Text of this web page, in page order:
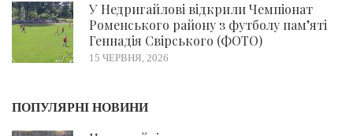
У Недригайлові відкрили Чемпіонат
Роменського району з футболу пам’яті
Геннадія Свірського (ФОТО)
15 ЧЕРВНЯ, 2026
ПОПУЛЯРНІ НОВИНИ